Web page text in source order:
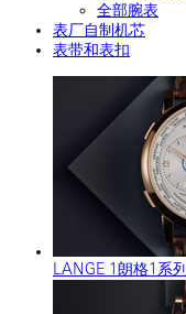
全部腕表
表厂自制机芯
表带和表扣
LANGE 1朗格1系列